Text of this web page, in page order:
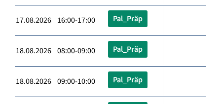
17.08.2026 16:00-17:00 Pal_Präp
18.08.2026 08:00-09:00 Pal_Präp
18.08.2026 09:00-10:00 Pal_Präp